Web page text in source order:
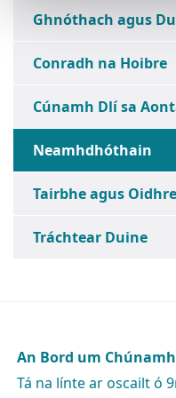
Ghnóthach agus
Conradh na Hoibre
Cúnamh Dlí sa
Neamhdhóthain
Tairbhe agus
Tráchtear Duine
An Bord um
Tá na línte ar oscailt ó